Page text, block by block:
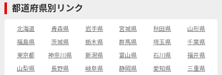
都道府県別リンク
北海道 青森県 岩手県 宮城県 秋田県
山形県
福島県
茨城県 栃木県 群馬県 埼玉県
千葉県
東京都
神奈川県 新潟県 富山県 石川県
福井県
山梨県
長野県 岐阜県 静岡県 愛知県
三重県